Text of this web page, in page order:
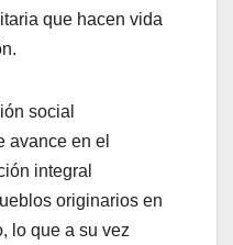
que hacen vida
social
avance en el
integral
originarios en
lo que a su vez